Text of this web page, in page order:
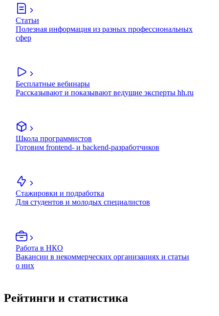
Статьи
Полезная информация из разных профессиональных
сфер
Бесплатные вебинары
Рассказывают и показывают ведущие эксперты hh.ru
Школа программистов
Готовим frontend- и backend-разработчиков
Стажировки и подработка
Для студентов и молодых специалистов
Работа в НКО
Вакансии в некоммерческих организациях и статьи
о них
Рейтинги и статистика